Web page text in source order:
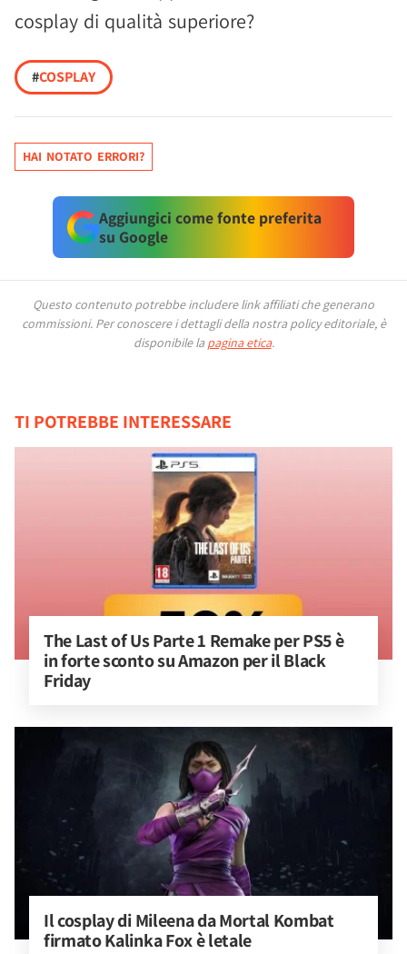
cosplay di qualità superiore?
#COSPLAY
HAI NOTATO ERRORI?
Aggiungici come fonte preferita
su Google
Questo contenuto potrebbe includere link affiliati che generano
commissioni. Per conoscere i dettagli della nostra policy editoriale, è
disponibile la pagina etica.
TI POTREBBE INTERESSARE
The Last of Us Parte 1 Remake per PS5 è
in forte sconto su Amazon per il Black
Friday
Il cosplay di Mileena da Mortal Kombat
firmato Kalinka Fox è letale